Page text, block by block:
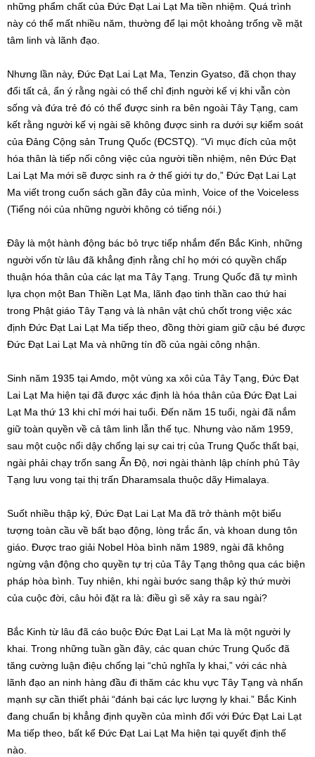
những phẩm chất của Đức Đạt Lai Lạt Ma tiền nhiệm. Quá trình
này có thể mất nhiều năm, thường để lại một khoảng trống về mặt
tâm linh và lãnh đạo.
Nhưng lần này, Đức Đạt Lai Lạt Ma, Tenzin Gyatso, đã chọn thay
đổi tất cả, ẩn ý rằng ngài có thể chỉ định người kế vị khi vẫn còn
sống và đứa trẻ đó có thể được sinh ra bên ngoài Tây Tạng, cam
kết rằng người kế vị ngài sẽ không được sinh ra dưới sự kiểm soát
của Đảng Cộng sản Trung Quốc (ĐCSTQ). “Vì mục đích của một
hóa thân là tiếp nối công việc của người tiền nhiệm, nên Đức Đạt
Lai Lạt Ma mới sẽ được sinh ra ở thế giới tự do,” Đức Đạt Lai Lạt
Ma viết trong cuốn sách gần đây của mình, Voice of the Voiceless
(Tiếng nói của những người không có tiếng nói.)
Đây là một hành động bác bỏ trực tiếp nhắm đến Bắc Kinh, những
người vốn từ lâu đã khẳng định rằng chỉ họ mới có quyền chấp
thuận hóa thân của các lạt ma Tây Tạng. Trung Quốc đã tự mình
lựa chọn một Ban Thiền Lạt Ma, lãnh đạo tinh thần cao thứ hai
trong Phật giáo Tây Tạng và là nhân vật chủ chốt trong việc xác
định Đức Đạt Lai Lạt Ma tiếp theo, đồng thời giam giữ cậu bé được
Đức Đạt Lai Lạt Ma và những tín đồ của ngài công nhận.
Sinh năm 1935 tại Amdo, một vùng xa xôi của Tây Tạng, Đức Đạt
Lai Lạt Ma hiện tại đã được xác định là hóa thân của Đức Đạt Lai
Lạt Ma thứ 13 khi chỉ mới hai tuổi. Đến năm 15 tuổi, ngài đã nắm
giữ toàn quyền về cả tâm linh lẫn thế tục. Nhưng vào năm 1959,
sau một cuộc nổi dậy chống lại sự cai trị của Trung Quốc thất bại,
ngài phải chạy trốn sang Ấn Độ, nơi ngài thành lập chính phủ Tây
Tạng lưu vong tại thị trấn Dharamsala thuộc dãy Himalaya.
Suốt nhiều thập kỷ, Đức Đạt Lai Lạt Ma đã trở thành một biểu
tượng toàn cầu về bất bạo động, lòng trắc ẩn, và khoan dung tôn
giáo. Được trao giải Nobel Hòa bình năm 1989, ngài đã không
ngừng vận động cho quyền tự trị của Tây Tạng thông qua các biện
pháp hòa bình. Tuy nhiên, khi ngài bước sang thập kỷ thứ mười
của cuộc đời, câu hỏi đặt ra là: điều gì sẽ xảy ra sau ngài?
Bắc Kinh từ lâu đã cáo buộc Đức Đạt Lai Lạt Ma là một người ly
khai. Trong những tuần gần đây, các quan chức Trung Quốc đã
tăng cường luận điệu chống lại “chủ nghĩa ly khai,” với các nhà
lãnh đạo an ninh hàng đầu đi thăm các khu vực Tây Tạng và nhấn
mạnh sự cần thiết phải “đánh bại các lực lượng ly khai.” Bắc Kinh
đang chuẩn bị khẳng định quyền của mình đối với Đức Đạt Lai Lạt
Ma tiếp theo, bất kể Đức Đạt Lai Lạt Ma hiện tại quyết định thế
nào.